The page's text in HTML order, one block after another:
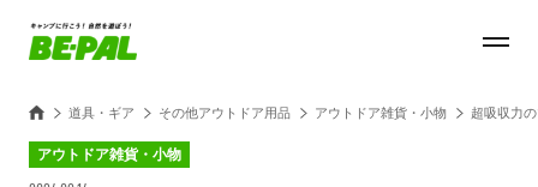
道具・ギア その他アウトドア用品 アウトドア雑貨・小物 超吸収力
アウトドア雑貨・小物